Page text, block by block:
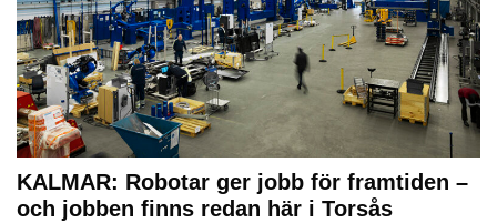
KALMAR: Robotar ger jobb för framtiden –
och jobben finns redan här i Torsås